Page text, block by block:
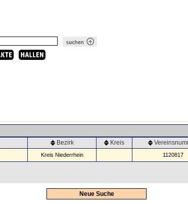
Bezirk Kreis
Kreis Niederrhein 1120817
Neue Suche